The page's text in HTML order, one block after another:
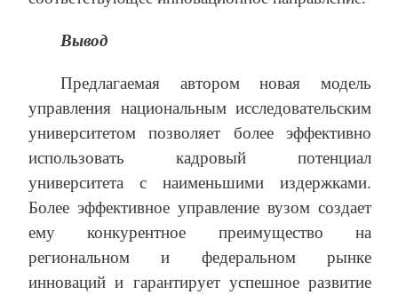
Вывод
Предлагаемая автором новая модель
управления национальным исследовательским
университетом позволяет более эффективно
использовать кадровый потенциал
университета с наименьшими издержками.
Более эффективное управление вузом создает
ему конкурентное преимущество на
региональном и федеральном рынке
инноваций и гарантирует успешное развитие